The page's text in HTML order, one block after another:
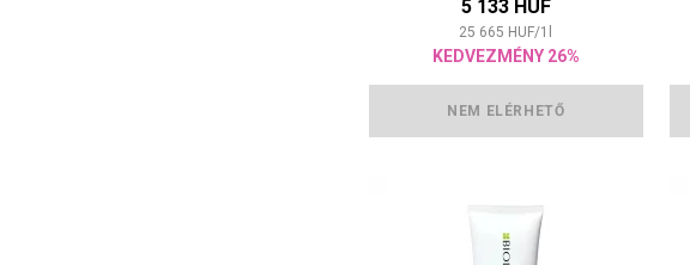
5 133 HUF
25 665 HUF/1
KEDVEZMÉNY 26%
NEM ELÉRHETŐ